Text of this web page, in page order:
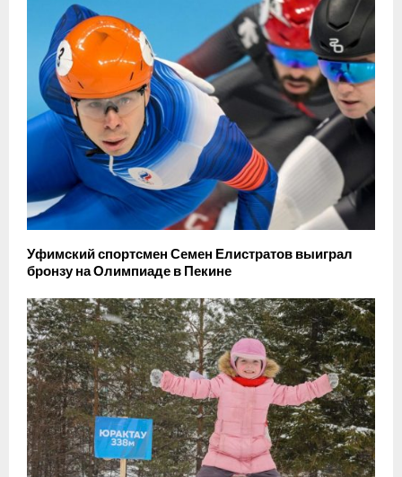
Уфимский спортсмен Семен Елистратов выиграл
бронзу на Олимпиаде в Пекине